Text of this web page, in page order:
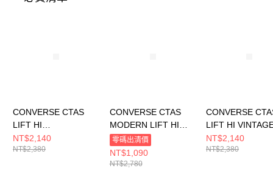
CONVERSE CTAS
LIFT HI
EGRET/EGRET/BLAC
K 女 休閒鞋 A16107C
NT$2,140
NT$2,380
CONVERSE CTAS
MODERN LIFT HI
ETERNAL
EARTH/EGRET 女 休
閒鞋 A06783C
零碼出清價
NT$1,090
NT$2,780
CONVERSE
LIFT HI
WHITE/EGRET
閒鞋 A19058C
NT$2,140
NT$2,380